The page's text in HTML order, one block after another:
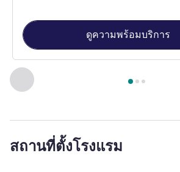
ก่อนหน้า - ห้องพัก
หน้า1 , ห้องพัก 1 : Double Room
ดูความพร้อมบริการ
สถานที่ตั้งโรงแรม